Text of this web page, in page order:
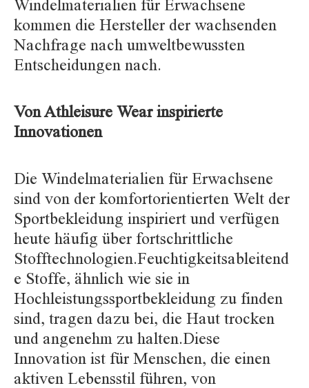
Windelmaterialien für Erwachsene
kommen die Hersteller der wachsenden
Nachfrage nach umweltbewussten
Entscheidungen nach.
Von Athleisure Wear inspirierte
Innovationen
Die Windelmaterialien für Erwachsene
sind von der komfortorientierten Welt der
Sportbekleidung inspiriert und verfügen
heute häufig über fortschrittliche
Stofftechnologien.Feuchtigkeitsableitend
e Stoffe, ähnlich wie sie in
Hochleistungssportbekleidung zu finden
sind, tragen dazu bei, die Haut trocken
und angenehm zu halten.Diese
Innovation ist für Menschen, die einen
aktiven Lebensstil führen, von